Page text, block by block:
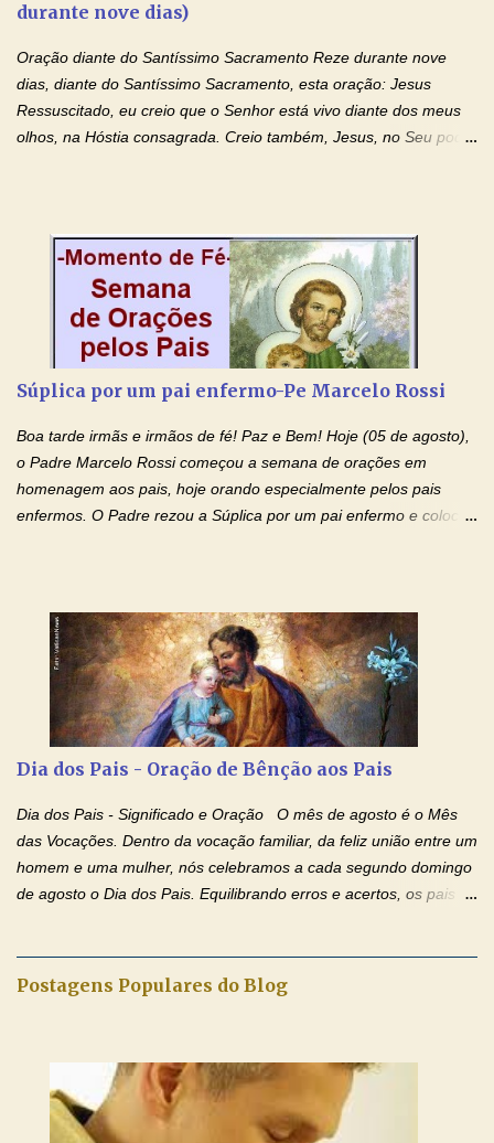
quarta feira, vamos orar pelas pessoas que sofrem com as
IMACULADO CORAÇÃO DE MAR...
durante nove dias)
Oração diante do Santíssimo Sacramento Reze durante nove
dias, diante do Santíssimo Sacramento, esta oração: Jesus
Ressuscitado, eu creio que o Senhor está vivo diante dos meus
olhos, na Hóstia consagrada. Creio também, Jesus, no Seu poder
creio, Jesus, e clamo que este Sangue seja agora derramado
sobre mim e sobre todos os meus familiares. Eu peço, Senhor
Jesus, que, pelo poder libertador e salvítico deste Sangue,
possamos nos livrar de toda opressão diabólica que possa estar
prejudicando a nossa família. Peço também que atenda, em
(apresente aqui o seu pedido...) Eu, desde já, agradeço de
coração, confiante que o Senhor me atenderá. Eu louvo o Pai por
ter nos dado o Senhor, Jesus, como presente de Páscoa. eu
agradeço de coração ao Espíri...
Súplica por um pai enfermo-Pe Marcelo Rossi
Boa tarde irmãs e irmãos de fé! Paz e Bem! Hoje (05 de agosto),
o Padre Marcelo Rossi começou a semana de orações em
homenagem aos pais, hoje orando especialmente pelos pais
enfermos. O Padre rezou a Súplica por um pai enfermo e colocou
de Nossa Senhora. Adriana dos Anjos-Devoção e Fé Mensagem
do Padre Marcelo Rossi por E-mail e Facebook: Como foi
anunciado ontem, entramos em uma semana de homenagens
aos nossos pais. Hoje nossas orações serão focadas nos pais
que não se encontram bem de saúde, OS PAIS ENFERMOS!
pais. Vamos dedicar um dia para os pais mais idosos, pais que
estão doentes, pais que estão longe dos filhos, pais que já são
falecidos, pais que tem problemas com vícios, enfim, vamos orar
para todos os pais. Hoje vamos d...
Dia dos Pais - Oração de Bênção aos Pais
Dia dos Pais - Significado e Oração O mês de agosto é o Mês
das Vocações. Dentro da vocação familiar, da feliz união entre um
homem e uma mulher, nós celebramos a cada segundo domingo
de agosto o Dia dos Pais. Equilibrando erros e acertos, os pais
desenvolvimento intelectual e se esforçam para dar aos filhos,
conforto, boa alimentação, educação de qualidade. E, em geral,
vitórias, em seus fracassos, em suas lutas. É claro que há
exceções, mas essas exceções só confirmam uma regra porque
pais que não se preocupam com seus filhos não estão no seu
Postagens Populares do Blog